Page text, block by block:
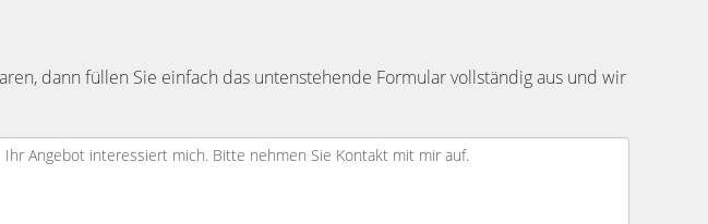
dann füllen Sie einfach das untenstehende Formular vollständig aus und wir